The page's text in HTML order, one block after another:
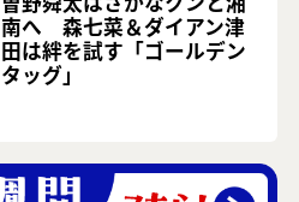
南へ 森七菜＆ダイアン津
田は絆を試す「ゴールデン
タッグ」